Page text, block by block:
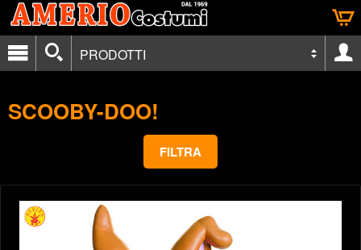
PRODOTTI
SCOOBY-DOO!
FILTRA